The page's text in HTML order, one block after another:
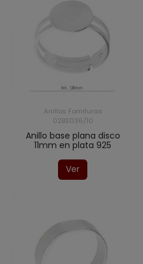
Anillos Fornituras
02BS036/10
Anillo base plana disco
11mm en plata 925
Ver